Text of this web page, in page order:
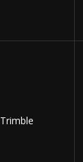
Trimble